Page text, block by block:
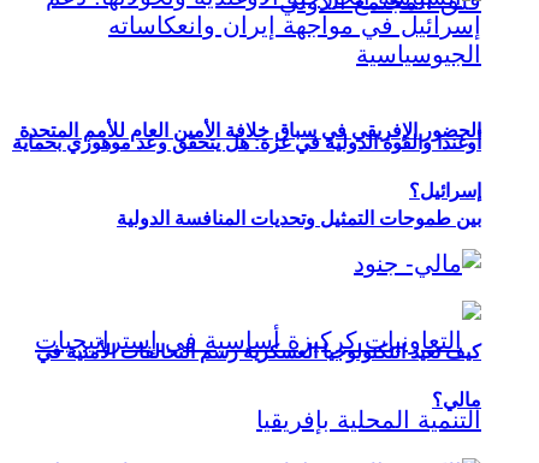
الحضور الإفريقي في سباق خلافة الأمين العام للأمم المتحدة
بين طموحات التمثيل وتحديات المنافسة الدولية
أوغندا والقوة الدولية في غزة: هل يتحقق وعد موهوزي بحماية
إسرائيل؟
كيف تعيد التكنولوجيا العسكرية رسم التحالفات الأمنية في
مالي؟